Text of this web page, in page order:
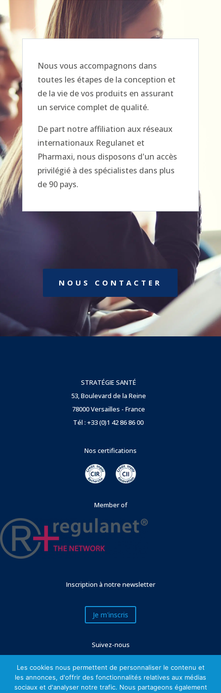
Nous vous accompagnons dans
toutes les étapes de la conception et
de la vie de vos produits en assurant
un service complet de qualité.
De part notre affiliation aux réseaux
internationaux Regulanet et
Pharmaxi, nous disposons d'un accès
privilégié à des spécialistes dans plus
de 90 pays.
NOUS CONTACTER
STRATÉGIE SANTÉ
53, Boulevard de la Reine
78000 Versailles - France
Tél : +33 (0)1 42 86 86 00
Nos certifications
Member of
Inscription à notre newsletter
Je m'inscris
Suivez-nous
Les cookies nous permettent de personnaliser le contenu et
les annonces, d'offrir des fonctionnalités relatives aux médias
sociaux et d'analyser notre trafic. Nous partageons également